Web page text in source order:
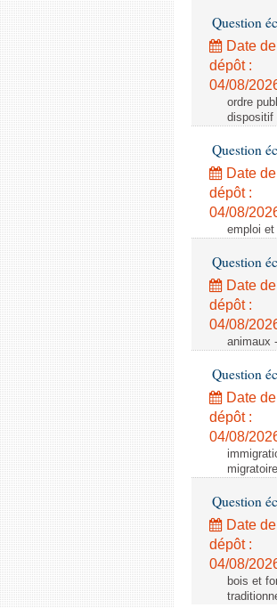
Question
Date de
dépôt :
04/08/
ordre
dispositif
Question
Date de
dépôt :
04/08/
emploi et
Question
Date de
dépôt :
04/08/
animaux
Question
Date de
dépôt :
04/08/
migratoire
Question
Date de
dépôt :
04/08/
bois et